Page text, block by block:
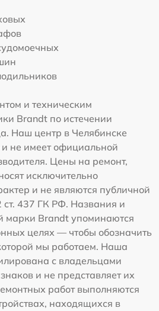
и техническим
Brandt по истечении
Наш центр в Челябинске
и не имеет официальной
Цены на ремонт,
исключительно
и не являются публичной
ст. 437 ГК РФ. Названия и
марки Brandt упоминаются
целях — чтобы обозначить
мы работаем. Наша
с владельцами
и не представляет их
работ выполняются
находящихся в